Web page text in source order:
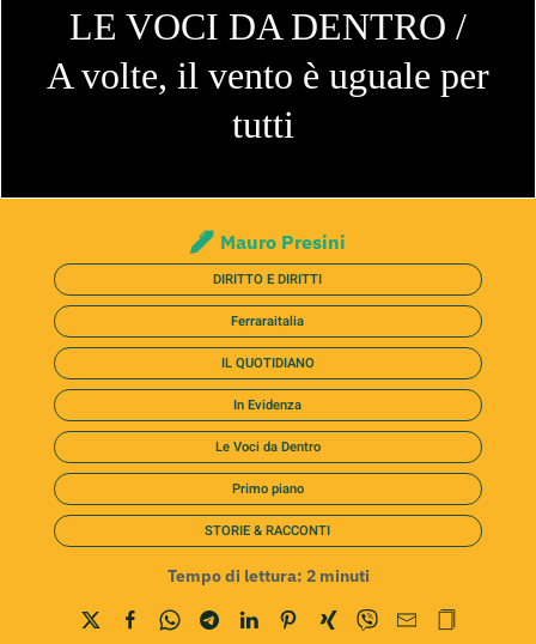
LE VOCI DA DENTRO /
A volte, il vento è uguale per
tutti
Mauro Presini
DIRITTO E DIRITTI
Ferraraitalia
IL QUOTIDIANO
In Evidenza
Le Voci da Dentro
Primo piano
STORIE & RACCONTI
Tempo di lettura: 2 minuti